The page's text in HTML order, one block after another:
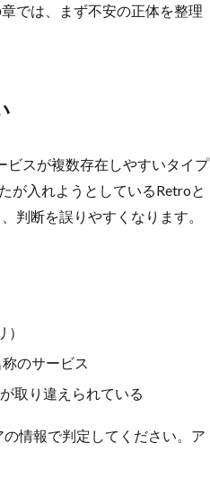
では、まず不安の正体を整理
ビスが複数存在しやすいタイプ
が入れようとしているRetroと
判断を誤りやすくなります。
のサービス
取り違えられている
情報で判定してください。ア